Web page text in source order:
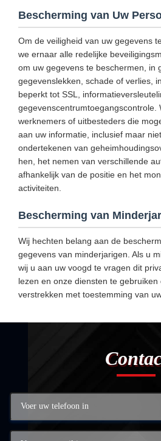
Bescherming van Uw
Om de veiligheid van uw gegevens
we ernaar alle redelijke
om uw gegevens te beschermen, in
gegevenslekken, schade of verlies,
beperkt tot SSL,
gegevenscentrumtoegangscontrole.
werknemers of uitbesteders die
aan uw informatie, inclusief maar
ondertekenen van
hen, het nemen van verschillende
afhankelijk van de positie en het
activiteiten.
Bescherming van
Wij hechten belang aan de
gegevens van minderjarigen. Als u
wij u aan uw voogd te vragen dit
lezen en onze diensten te
verstrekken met toestemming van